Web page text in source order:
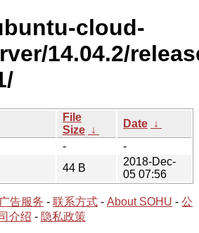
cloud-
14.04.2/
File
Size ↓
Date ↓
-
-
44 B
2018-Dec-
05 07:56
广告服务 - 联系方式 - About SOHU - 公
介绍 - 隐私政策